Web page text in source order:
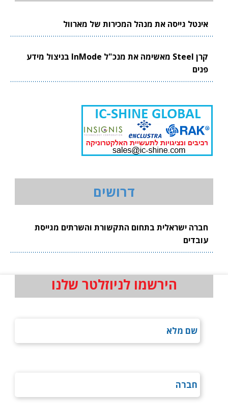
אינטל גייסה את מנהל המכירות של מארוול
קרן Steel מאשימה את מנכ"ל InMode בניצול מידע
פנים
דרושים
חברה ישראלית בתחום התקשורת והשרתים מגייסת
עובדים
הירשמו לניוזלטר שלנו